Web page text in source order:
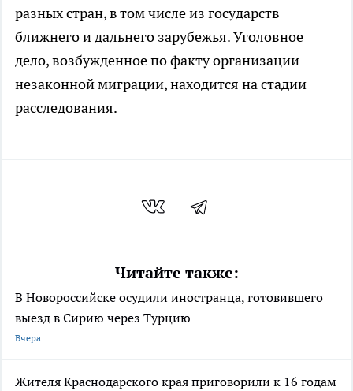
разных стран, в том числе из государств
ближнего и дальнего зарубежья. Уголовное
дело, возбужденное по факту организации
незаконной миграции, находится на стадии
расследования.
Читайте также:
В Новороссийске осудили иностранца, готовившего
выезд в Сирию через Турцию
Вчера
Жителя Краснодарского края приговорили к 16 годам